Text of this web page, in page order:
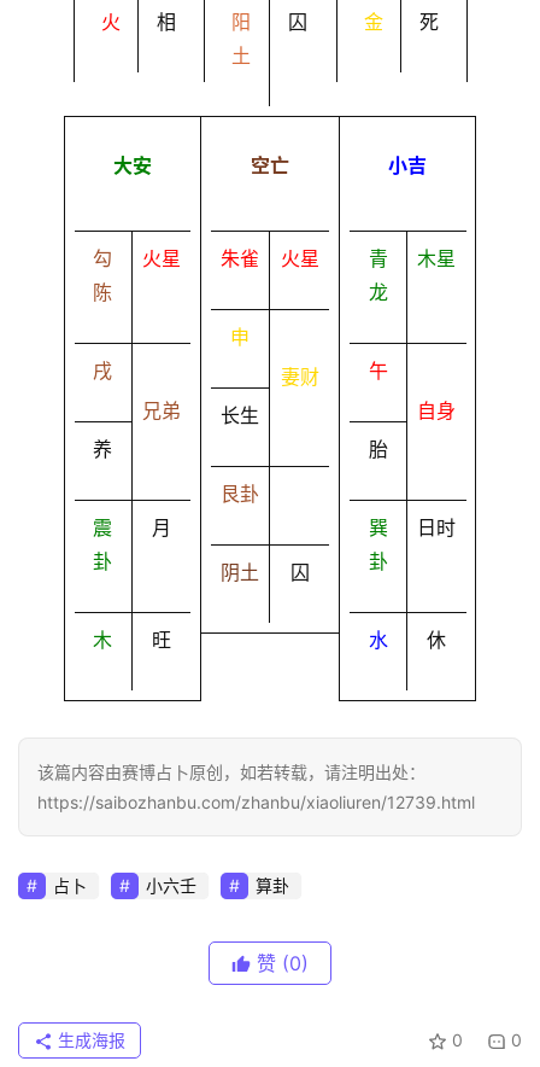
火 相
阳
土
囚 金 死
大安
勾
陈
火星
戌
养
兄弟
震
卦
月
木 旺
空亡
朱雀 火星
申
长生
妻财
艮卦
阴土 囚
小吉
青
龙
木星
午
胎
自身
巽
卦
日时
水 休
该篇内容由赛博占卜原创，如若转载，请注明出处：
https://saibozhanbu.com/zhanbu/xiaoliuren/12739.html
占卜 小六壬 算卦
赞 (0)
0 0
生成海报